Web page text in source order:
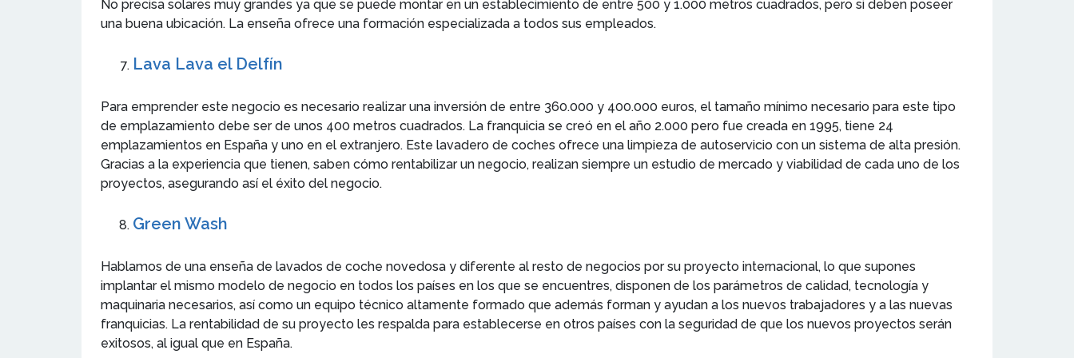
No precisa solares muy grandes ya que se puede montar en un establecimiento de entre 500 y 1.000 metros cuadrados, pero si deben poseer
una buena ubicación. La enseña ofrece una formación especializada a todos sus empleados.
Lava Lava el Delfín
Para emprender este negocio es necesario realizar una inversión de entre 360.000 y 400.000 euros, el tamaño mínimo necesario para este tipo
de emplazamiento debe ser de unos 400 metros cuadrados. La franquicia se creó en el año 2.000 pero fue creada en 1995, tiene 24
emplazamientos en España y uno en el extranjero. Este lavadero de coches ofrece una limpieza de autoservicio con un sistema de alta presión.
Gracias a la experiencia que tienen, saben cómo rentabilizar un negocio, realizan siempre un estudio de mercado y viabilidad de cada uno de los
proyectos, asegurando así el éxito del negocio.
Green Wash
Hablamos de una enseña de lavados de coche novedosa y diferente al resto de negocios por su proyecto internacional, lo que supones
implantar el mismo modelo de negocio en todos los países en los que se encuentres, disponen de los parámetros de calidad, tecnología y
maquinaria necesarios, así como un equipo técnico altamente formado que además forman y ayudan a los nuevos trabajadores y a las nuevas
franquicias. La rentabilidad de su proyecto les respalda para establecerse en otros países con la seguridad de que los nuevos proyectos serán
exitosos, al igual que en España.